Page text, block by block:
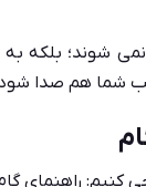
شوند؛ بلکه به
شما هم صدا